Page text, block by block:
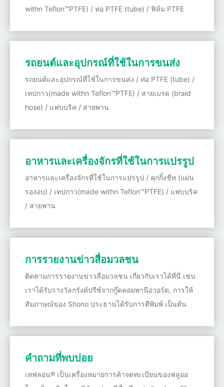
withn Teflon™PTFE) / ท่อ PTFE (tube) / ฟิล์ม PTFE
รถยนต์และอุปกรณ์ที่ใช้ในการขนส่ง
รถยนต์และอุปกรณ์ที่ใช้ในการขนส่ง / ท่อ PTFE (tube) /
เทปกาว(made withn Teflon™PTFE) / สายเบรด (braid
hose) / แฟบบริค / สายพาน
อาหารและเครื่องจักรที่ใช้ในการแปรรูป
อาหารและเครื่องจักรที่ใช้ในการแปรรูป / คุกกิ้งชีท (แผ่น
รองอบ) / เทปกาว(made withn Teflon™PTFE) / แฟบบริค
/ สายพาน
การรายงานข่าวสื่อมวลชน
ติดตามการรายงานข่าวสื่อมวลชน เกี่ยวกับเราได้ที่นี่ เช่น
เราได้รับรางวัลกรังด์ปรีซ์จากกู๊ดคอมพานีอวอร์ด, การให้
สัมภาษณ์ของ Shono ประธานได้รับการตีพิมพ์ เป็นต้น
คำถามที่พบบ่อย
เทฟลอน® เป็นเครื่องหมายการค้าจดทะเบียนของฟลูออ